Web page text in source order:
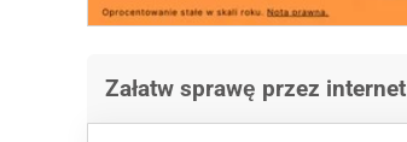
Załatw sprawę przez internet